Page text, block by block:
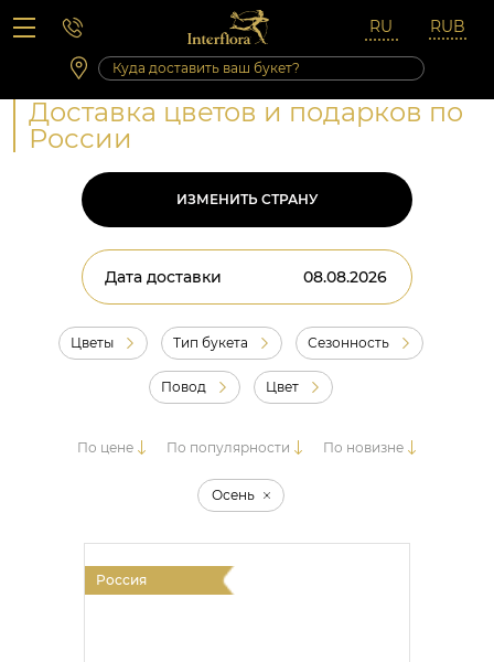
Вопросы-ответы
Сб 10:00 ‐ 14:00
Выходные и праздничные дни
Доставка цветов и подарков по
России
ИЗМЕНИТЬ СТРАНУ
Дата доставки
Цветы Тип букета Сезонность
Повод Цвет
По цене По популярности По новизне
Осень
Россия